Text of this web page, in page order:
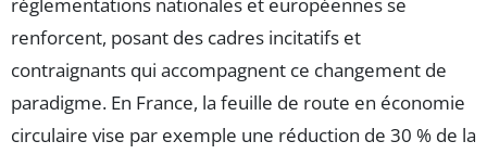
réglementations nationales et européennes se
renforcent, posant des cadres incitatifs et
contraignants qui accompagnent ce changement de
paradigme. En France, la feuille de route en économie
circulaire vise par exemple une réduction de 30 % de la